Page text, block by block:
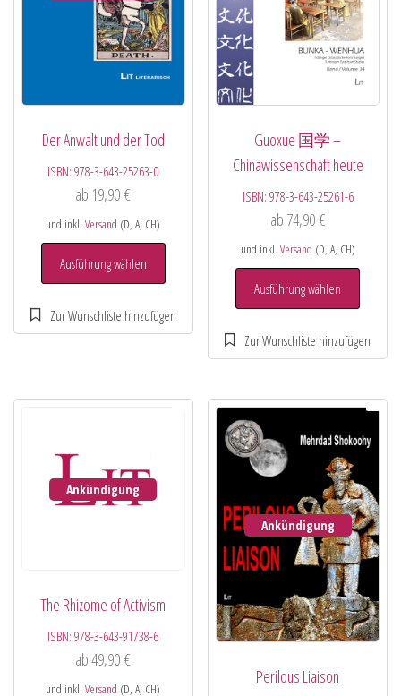
Der Anwalt und der Tod
ISBN:978-3-643-25263-0
ab 19,90€
und inkl.Versand (D, A, CH)
Ausführung wählen
Guoxue 国学 –
Chinawissenschaft heute
ISBN: 978-3-643-25261-6
ab 74,90 €
und inkl. Versand (D, A, CH)
Ausführung wählen
Ankündigung
The Rhizome of Activism
ISBN:978-3-643-91738-6
ab49,90€
und inkl.Versand (D, A, CH)
Ankündigung
Perilous Liaison